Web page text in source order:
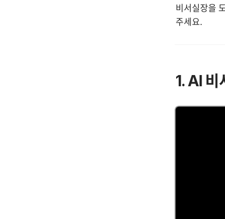
비서실장을
주세요.
1. AI